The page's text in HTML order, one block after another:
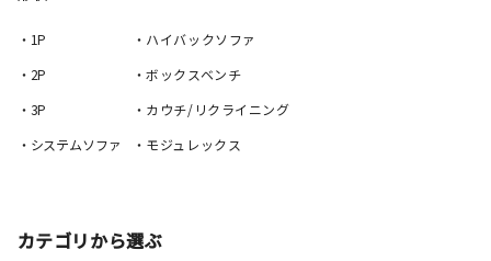
・1P
・2P
・3P
・システムソファ
・ハイバックソファ
・ボックスベンチ
・カウチ/リクライニング
・モジュレックス
カテゴリから選ぶ